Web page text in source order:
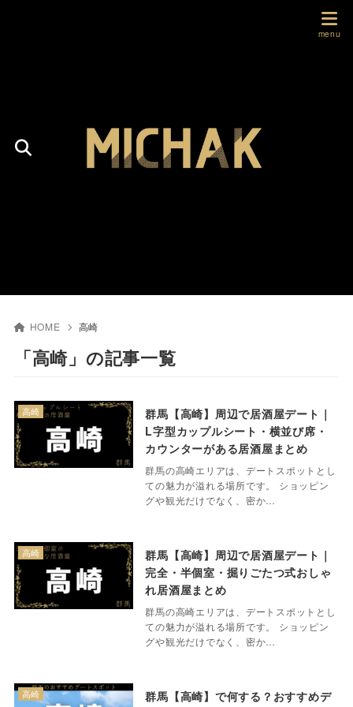
HOME 高崎
「高崎」の記事一覧
群馬【高崎】周辺で居酒屋デート｜
L字型カップルシート・横並び席・
カウンターがある居酒屋まとめ
群馬の高崎エリアは、デートスポットとし
ての魅力が溢れる場所です。 ショッピン
グや観光だけでなく、密か…
高崎
群馬【高崎】周辺で居酒屋デート｜
完全・半個室・掘りごたつ式おしゃ
れ居酒屋まとめ
群馬の高崎エリアは、デートスポットとし
ての魅力が溢れる場所です。 ショッピン
グや観光だけでなく、密か…
高崎
群馬【高崎】で何する？おすすめデ
高崎